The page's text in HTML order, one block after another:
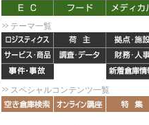
テーマ一覧
スペシャルコンテンツ一覧